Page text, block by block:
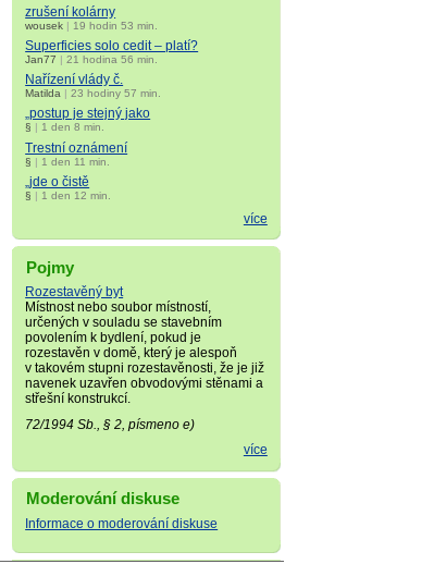
zrušení kolárny
wousek | 19 hodin 53 min.
Superficies solo cedit – platí?
Jan77 |21 hodina 56 min.
Nařízení vlády č.
Matilda |23 hodiny 57 min.
„postup je stejný jako
§ 1 den 8 min.
Trestní oznámení
§ | 1 den 11 min.
„jde o čistě
§ | 1 den 12 min.
více
Pojmy
Rozestavěný byt
Místnost nebo soubor místností,
určených v souladu se stavebním
povolením k bydlení, pokud je
rozestavěn v domě, který je alespoň
v takovém stupni rozestavěnosti, že je již
navenek uzavřen obvodovými stěnami a
střešní konstrukcí.
72/1994 Sb., § 2, písmeno e)
více
Moderování diskuse
Informace o moderování diskuse